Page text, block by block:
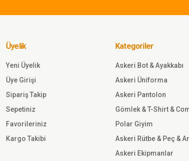
İçlik SİYAH
Sepete
Single Sword
Thermoform
HZT12011 Army
ANTRASİT
Üyelik
Yeni Üyelik
Üye Girişi
Sipariş Takip
Sepetiniz
Favorileriniz
Kargo Takibi
Kategoriler
Askeri Bot & Ayakkabı
Askeri Üniforma
Askeri Pantolon
Gömlek & T-Shirt &
Polar Giyim
Askeri Rütbe & Peç &
Askeri Ekipmanlar